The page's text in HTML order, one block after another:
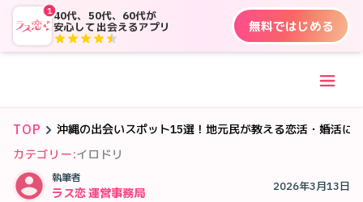
140代、50代、60代が
安心して出会えるアプリ
無料ではじめる
TOP
沖縄の出会いスポット15選！地元民が教える恋活・婚活に
カテゴリー:イロドリ
執筆者
ラス恋 運営事務局 2026年3月13日